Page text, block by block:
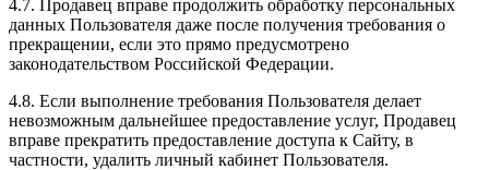
4.7. Продавец вправе продолжить обработку персональных
данных Пользователя даже после получения требования о
прекращении, если это прямо предусмотрено
законодательством Российской Федерации.
4.8. Если выполнение требования Пользователя делает
невозможным дальнейшее предоставление услуг, Продавец
вправе прекратить предоставление доступа к Сайту, в
частности, удалить личный кабинет Пользователя.